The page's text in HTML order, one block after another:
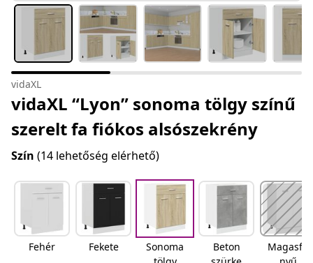
vidaXL
vidaXL “Lyon” sonoma tölgy színű
szerelt fa fiókos alsószekrény
Szín (14 lehetőség elérhető)
Fehér Fekete
Sonoma
Beton
Magasfé